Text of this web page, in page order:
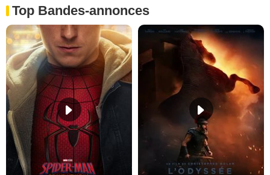
Top Bandes-annonces